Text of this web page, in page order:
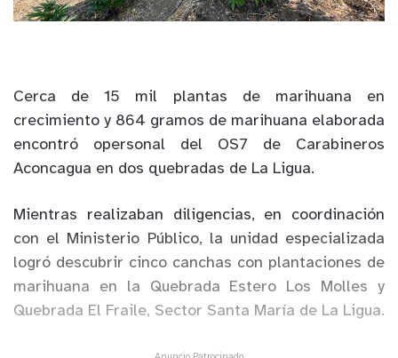
Cerca de 15 mil plantas de marihuana en
crecimiento y 864 gramos de marihuana elaborada
encontró opersonal del OS7 de Carabineros
Aconcagua en dos quebradas de La Ligua.
Mientras realizaban diligencias, en coordinación
con el Ministerio Público, la unidad especializada
logró descubrir cinco canchas con plantaciones de
marihuana en la Quebrada Estero Los Molles y
Quebrada El Fraile, Sector Santa María de La Ligua.